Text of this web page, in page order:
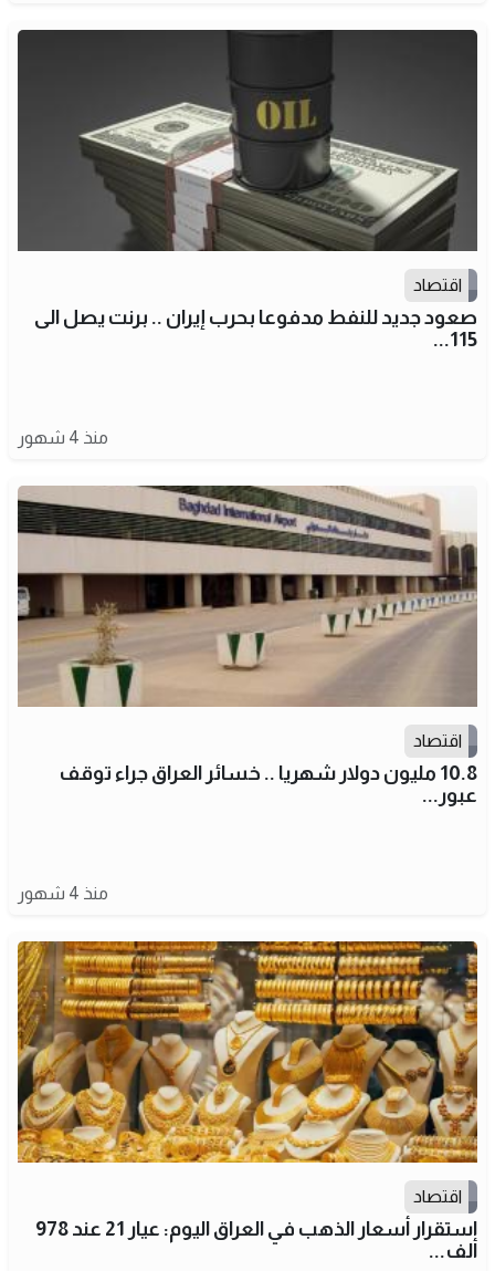
اقتصاد
صعود جديد للنفط مدفوعا بحرب إيران .. برنت يصل الى
115...
منذ 4 شهور
اقتصاد
10.8 مليون دولار شهريا .. خسائر العراق جراء توقف
عبور...
منذ 4 شهور
اقتصاد
استقرار أسعار الذهب في العراق اليوم: عيار 21 عند 978
ألف...